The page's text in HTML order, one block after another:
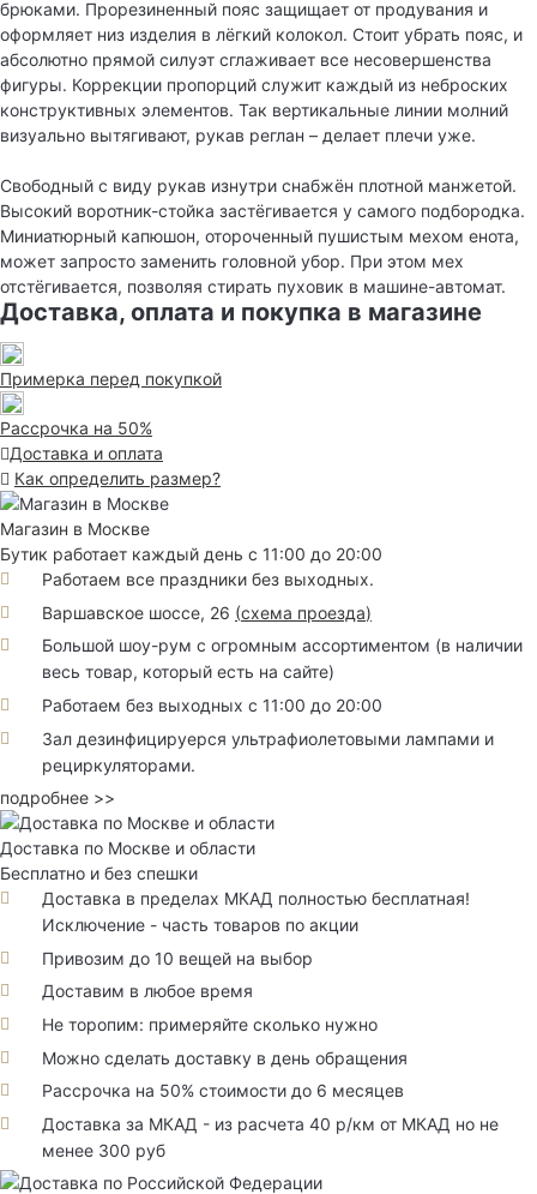
брюками. Прорезиненный пояс защищает от продувания и
оформляет низ изделия в лёгкий колокол. Стоит убрать пояс, и
абсолютно прямой силуэт сглаживает все несовершенства
фигуры. Коррекции пропорций служит каждый из неброских
конструктивных элементов. Так вертикальные линии молний
визуально вытягивают, рукав реглан – делает плечи уже.
Свободный с виду рукав изнутри снабжён плотной манжетой.
Высокий воротник-стойка застёгивается у самого подбородка.
Миниатюрный капюшон, отороченный пушистым мехом енота,
может запросто заменить головной убор. При этом мех
отстёгивается, позволяя стирать пуховик в машине-автомат.
Доставка, оплата и покупка в магазине
Примерка перед покупкой
Рассрочка на 50%
Доставка и оплата
Как определить размер?
Магазин в Москве
Бутик работает каждый день с 11:00 до 20:00
Работаем все праздники без выходных.
Варшавское шоссе, 26 (схема проезда)
Большой шоу-рум с огромным ассортиментом (в наличии
весь товар, который есть на сайте)
Работаем без выходных с 11:00 до 20:00
Зал дезинфицируерся ультрафиолетовыми лампами и
рециркуляторами.
подробнее >>
Доставка по Москве и области
Бесплатно и без спешки
Доставка в пределах МКАД полностью бесплатная!
Исключение - часть товаров по акции
Привозим до 10 вещей на выбор
Доставим в любое время
Не торопим: примеряйте сколько нужно
Можно сделать доставку в день обращения
Рассрочка на 50% стоимости до 6 месяцев
Доставка за МКАД - из расчета 40 р/км от МКАД но не
менее 300 руб